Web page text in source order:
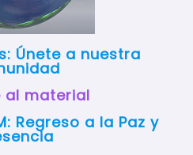
Únete a nuestra
al material
Regreso a la Paz y
ia